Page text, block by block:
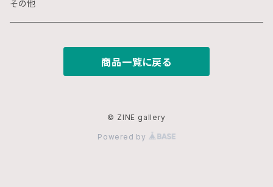
スプレー画
ステンシル
デジタルプリント
木
ポストカード
その他
商品一覧に戻る
© ZINE gallery
Powered by